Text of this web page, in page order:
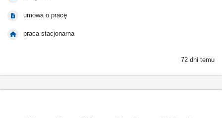
umowa o pracę
praca stacjonarna
72 dni temu